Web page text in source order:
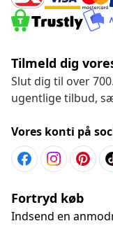
Tilmeld dig
Slut dig til over
ugentlige tilbud,
Vores konti på
Fortryd køb
Indsend en